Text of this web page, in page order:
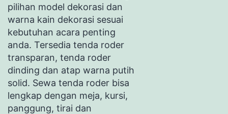
pilihan model dekorasi dan
warna kain dekorasi sesuai
kebutuhan acara penting
anda. Tersedia tenda roder
transparan, tenda roder
dinding dan atap warna putih
solid. Sewa tenda roder bisa
lengkap dengan meja, kursi,
panggung, tirai dan